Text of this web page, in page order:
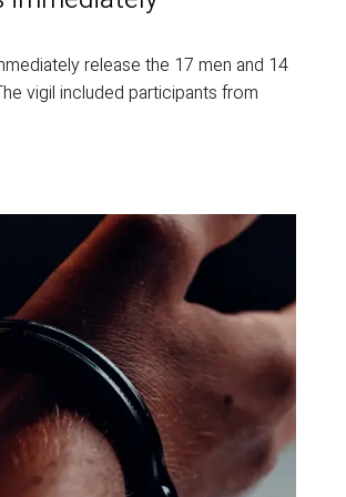
release the 17 men and 14
vigil included participants from